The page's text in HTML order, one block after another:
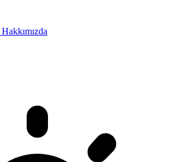
Hakkımızda